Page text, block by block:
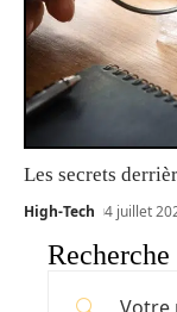
Les secrets
High-Tech 4 juillet
Recherche